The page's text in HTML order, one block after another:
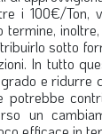
i 100€/Ton,
termine,
sotto
In tutto
e ridurre
potrebbe
un